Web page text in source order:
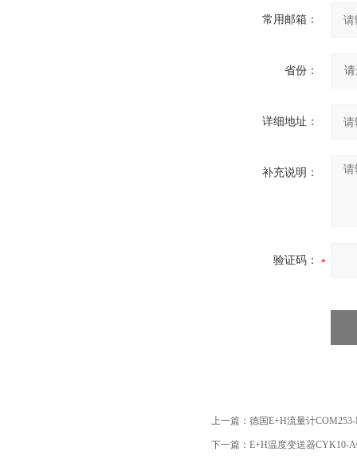
常用邮箱：
省份：
详细地址：
补充说明：
验证码：
上一篇： 德国E+H流量计
下一篇： E+H温度变送器CYK10-